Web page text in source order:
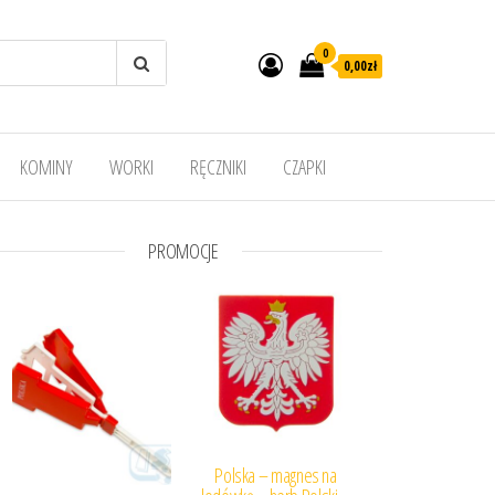
0
0,00zł
KOMINY WORKI RĘCZNIKI CZAPKI
PROMOCJE
Polska – magnes na